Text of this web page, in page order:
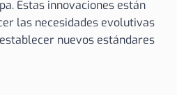
Estas innovaciones están
las necesidades evolutivas
nuevos estándares